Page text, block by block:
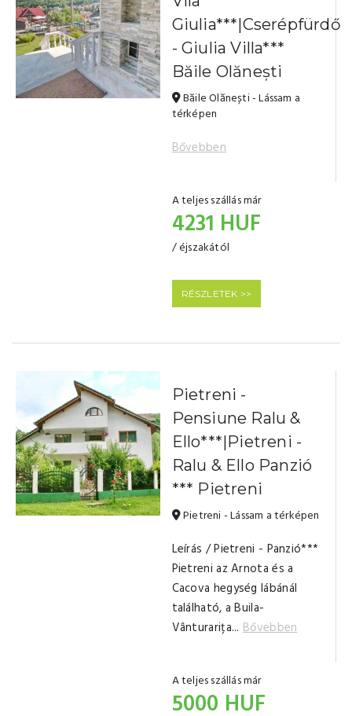
Giulia***|Cserépfürdő
- Giulia Villa***
Băile Olănești
Băile Olănești - Lássam a
térképen
Bővebben
A teljes szállás már
4231 HUF
/ éjszakától
RÉSZLETEK >>
Pietreni -
Pensiune Ralu &
Ello***|Pietreni -
Ralu & Ello Panzió
*** Pietreni
Pietreni - Lássam a térképen
Leírás / Pietreni - Panzió***
Pietreni az Arnota és a
Cacova hegység lábánál
található, a Buila-
Vânturarița...Bővebben
A teljes szállás már
5000 HUF